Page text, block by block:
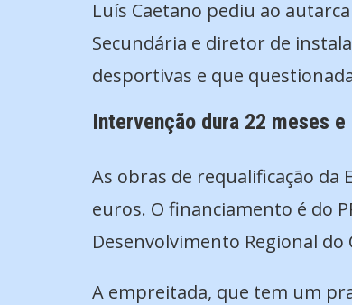
Luís Caetano pediu ao
Secundária e diretor de
desportivas e que
Intervenção dura 22 meses
As obras de requalificação da
euros. O financiamento é do
Desenvolvimento Regional do
A empreitada, que tem um